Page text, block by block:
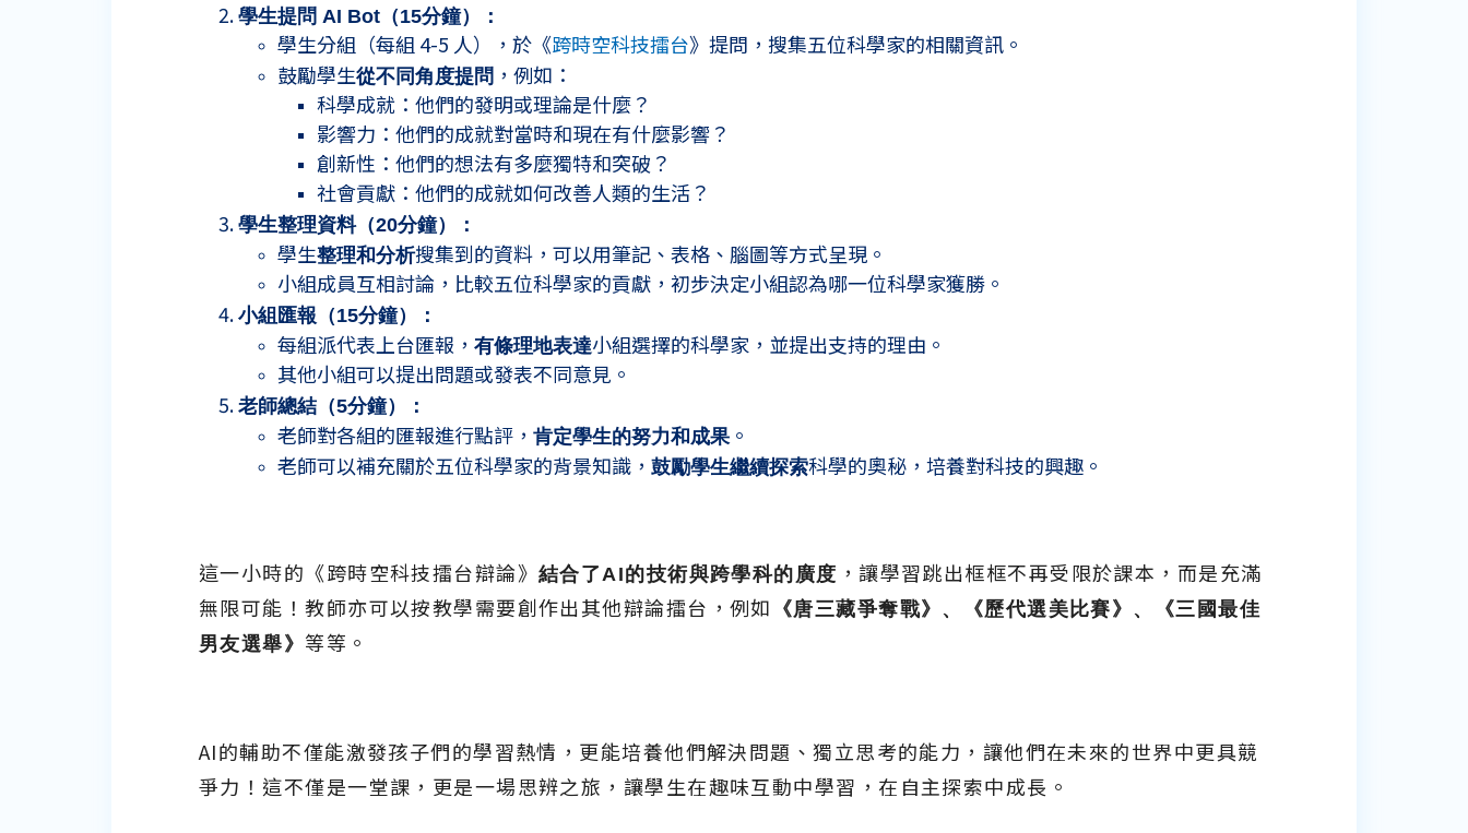
學生提問 AI Bot （15分鐘）：
學生分組（每組 4-5 人），於《跨時空科技擂台》提問，搜集五位科學家的相關資訊。
鼓勵學生從不同角度提問 ，例如：
科學成就：他們的發明或理論是什麼？
影響力：他們的成就對當時和現在有什麼影響？
創新性：他們的想法有多麼獨特和突破？
社會貢獻：他們的成就如何改善人類的生活？
學生整理資料（20分鐘）：
學生整理和分析搜集到的資料，可以用筆記、表格、腦圖等方式呈現。
小組成員互相討論，比較五位科學家的貢獻，初步決定小組認為哪一位科學家獲勝。
小組匯報（15分鐘）：
每組派代表上台匯報， 有條理地表達小組選擇的科學家，並提出支持的理由。
其他小組可以提出問題或發表不同意見。
老師總結（5分鐘）：
老師對各組的匯報進行點評， 肯定學生的努力和成果。
老師可以補充關於五位科學家的背景知識， 鼓勵學生繼續探索科學的奧秘，培養對科技的興趣。
這一小時的《跨時空科技擂台辯論》結合了AI 的技術與跨學科的廣度 ，讓學習跳出框框不再受限於課本，而是充滿
無限可能！教師亦可以按教學需要創作出其他辯論擂台，例如
《唐三藏爭奪戰》、《歷代選美比賽》、《三國最佳
男友選舉》 等等。
AI的輔助不僅能激發孩子們的學習熱情，更能培養他們解決問題、獨立思考的能力，讓他們在未來的世界中更具競
爭力！這不僅是一堂課，更是一場思辨之旅，讓學生在趣味互動中學習，在自主探索中成長。